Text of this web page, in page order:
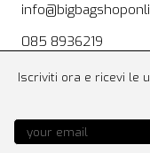
085 8936219
Iscriviti ora e ricevi le